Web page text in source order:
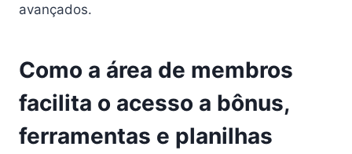
avançados.
Como a área de membros
facilita o acesso a bônus,
ferramentas e planilhas